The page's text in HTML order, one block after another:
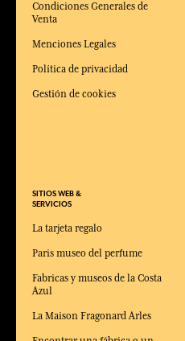
Condiciones Generales de
Venta
Menciones Legales
Política de privacidad
Gestión de cookies
SITIOS WEB &
SERVICIOS
La tarjeta regalo
Paris museo del perfume
Fabricas y museos de la Costa
Azul
La Maison Fragonard Arles